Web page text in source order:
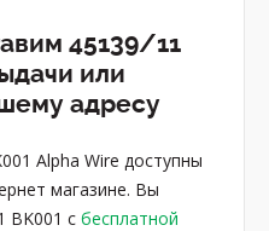
45139/11
или
адресу
Alpha Wire доступны
магазине. Вы
BK001 с бесплатной